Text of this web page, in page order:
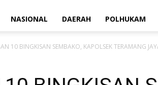
NASIONAL DAERAH POLHUKAM
10 BINGKISAN SEMBAKO, KAPOLSEK TERAMANG